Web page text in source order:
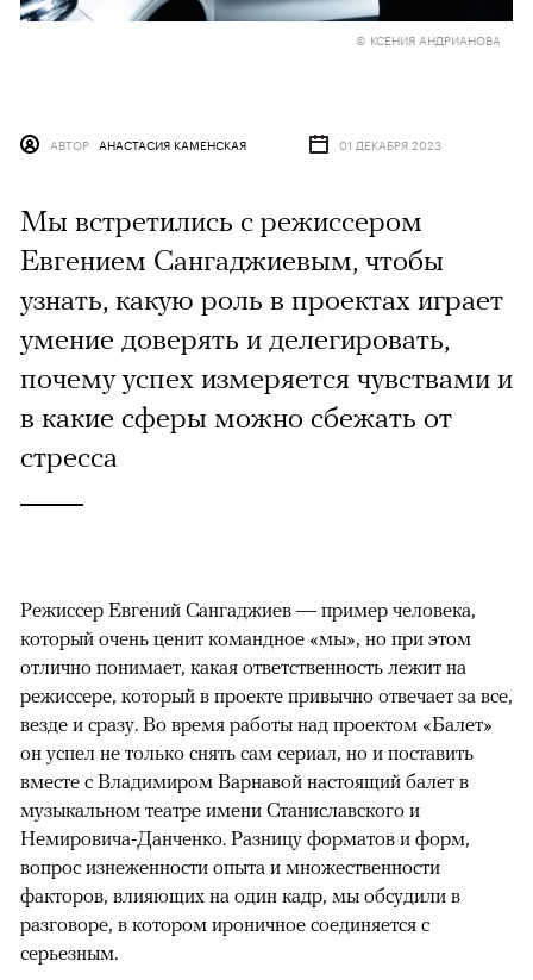
© КСЕНИЯ АНДРИАНОВА
АВТОР АНАСТАСИЯ КАМЕНСКАЯ 01 ДЕКАБРЯ 2023
Мы встретились с режиссером
Евгением Сангаджиевым, чтобы
узнать, какую роль в проектах играет
умение доверять и делегировать,
почему успех измеряется чувствами и
в какие сферы можно сбежать от
стресса
Режиссер Евгений Сангаджиев — пример человека,
который очень ценит командное «мы», но при этом
отлично понимает, какая ответственность лежит на
режиссере, который в проекте привычно отвечает за все,
везде и сразу. Во время работы над проектом «Балет»
он успел не только снять сам сериал, но и поставить
вместе с Владимиром Варнавой настоящий балет в
музыкальном театре имени Станиславского и
Немировича-Данченко. Разницу форматов и форм,
вопрос изнеженности опыта и множественности
факторов, влияющих на один кадр, мы обсудили в
разговоре, в котором ироничное соединяется с
серьезным.